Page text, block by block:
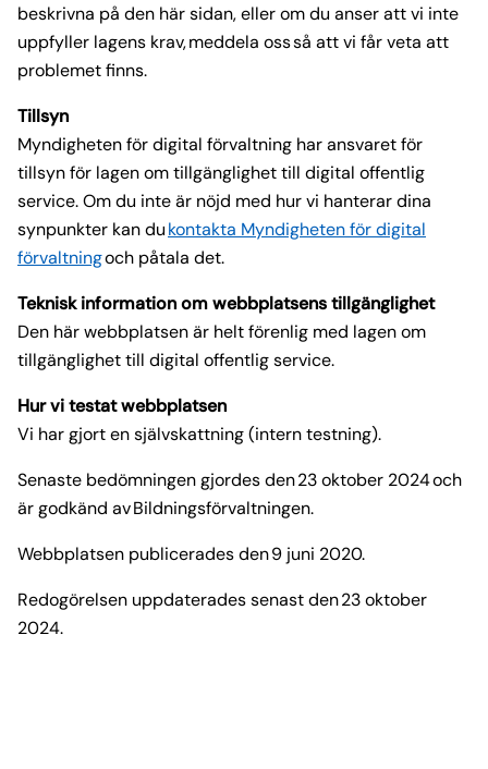
beskrivna på den här sidan, eller om du anser att vi inte
uppfyller lagens krav, meddela oss så att vi får veta att
problemet finns.
Tillsyn
Myndigheten för digital förvaltning har ansvaret för
tillsyn för lagen om tillgänglighet till digital offentlig
service. Om du inte är nöjd med hur vi hanterar dina
synpunkter kan dukontakta Myndigheten för digital
förvaltningoch påtala det.
Teknisk information om webbplatsens tillgänglighet
Den här webbplatsen är helt förenlig med lagen om
tillgänglighet till digital offentlig service.
Hur vi testat webbplatsen
Vi har gjort en självskattning (intern testning).
Senaste bedömningen gjordes den 23 oktober 2024 och
är godkänd av Bildningsförvaltningen.
Webbplatsen publicerades den 9 juni 2020.
Redogörelsen uppdaterades senast den 23 oktober
2024.